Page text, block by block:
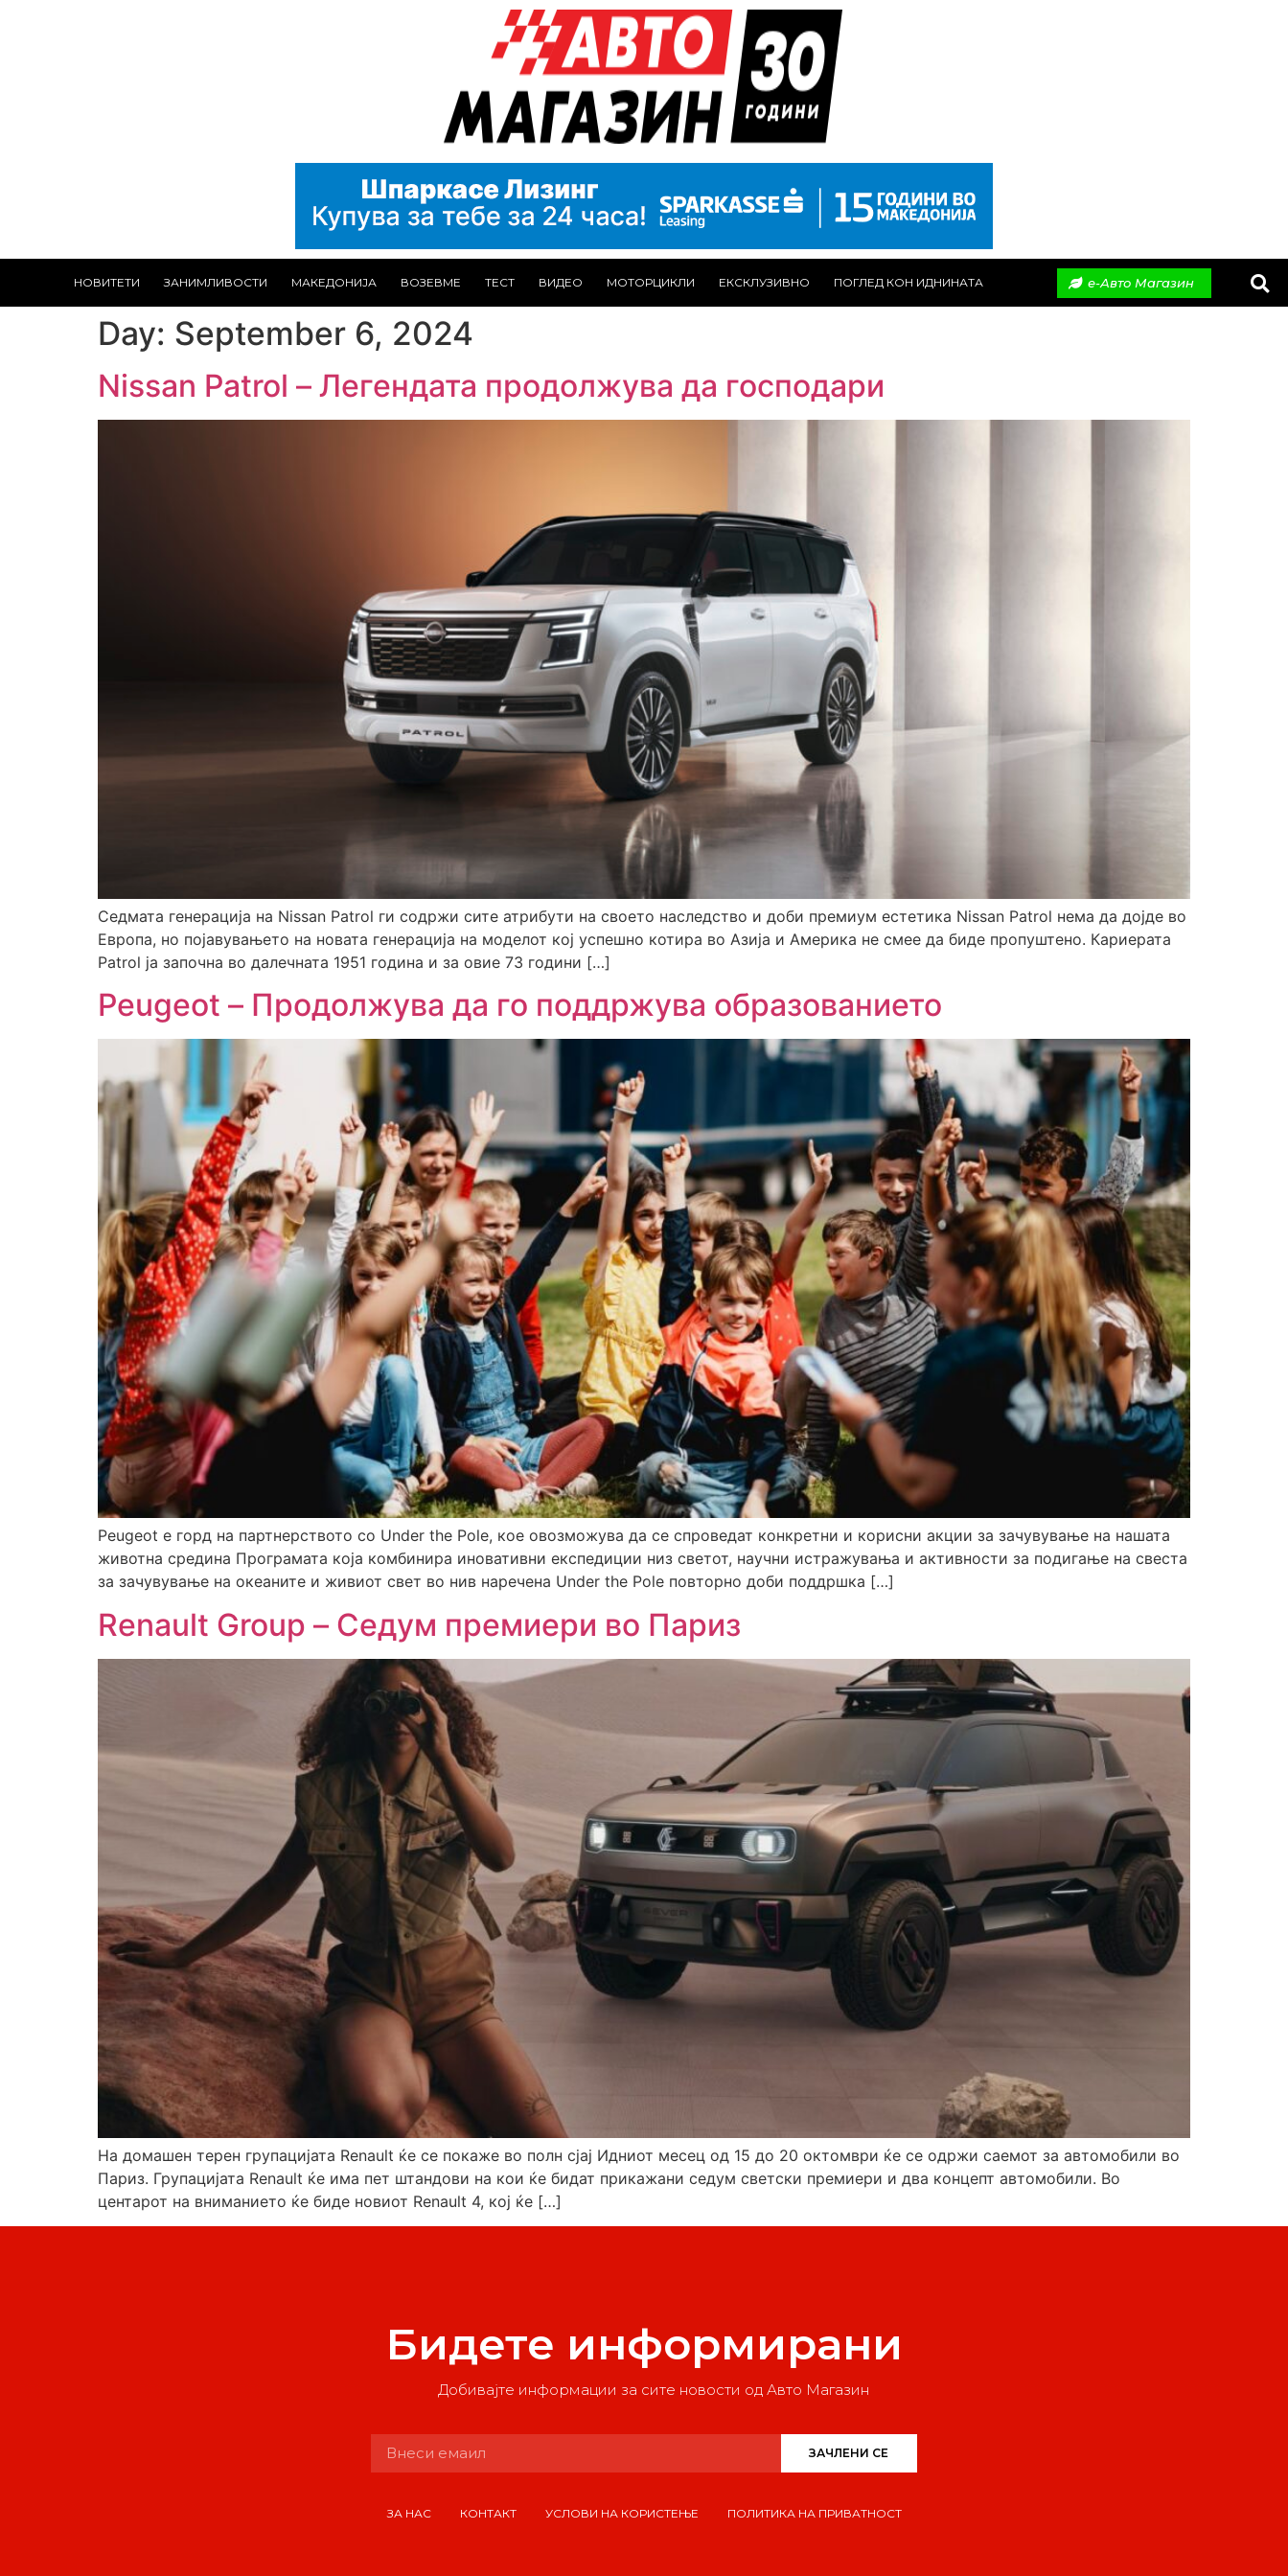
НОВИТЕТИ ЗАНИМЛИВОСТИ МАКЕДОНИЈА ВОЗЕВМЕ ТЕСТ ВИДЕО МОТОРЦИКЛИ ЕКСКЛУЗИВНО ПОГЛЕД КОН ИДНИНАТА е-Авто Магазин
Day: September 6, 2024
Nissan Patrol – Легендата продолжува да господари
Седмата генерација на Nissan Patrol ги содржи сите атрибути на своето наследство и доби премиум естетика Nissan Patrol нема да дојде во
Европа, но појавувањето на новата генерација на моделот кој успешно котира во Азија и Америка не смее да биде пропуштено. Кариерата
Patrol ја започна во далечната 1951 година и за овие 73 години […]
Peugeot – Продолжува да го поддржува образованието
Peugeot е горд на партнерството со Under the Pole, кое овозможува да се спроведат конкретни и корисни акции за зачувување на нашата
животна средина Програмата која комбинира иновативни експедиции низ светот, научни истражувања и активности за подигање на свеста
за зачувување на океaните и живиот свет во нив наречена Under the Pole повторно доби поддршка […]
Renault Group – Седум премиери во Париз
На домашен терен групацијата Renault ќе се покаже во полн сјај Идниот месец од 15 до 20 октомври ќе се одржи саемот за автомобили во
Париз. Групацијата Renault ќе има пет штандови на кои ќе бидат прикажани седум светски премиери и два концепт автомобили. Во
центарот на вниманието ќе биде новиот Renault 4, кој ќе […]
Бидете информирани
Добивајте информации за сите новости од Авто Магазин
ЗАЧЛЕНИ СЕ
ЗА НАС КОНТАКТ УСЛОВИ НА КОРИСТЕЊЕ ПОЛИТИКА НА ПРИВАТНОСТ